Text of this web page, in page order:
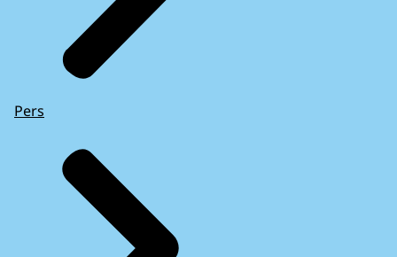
Pers